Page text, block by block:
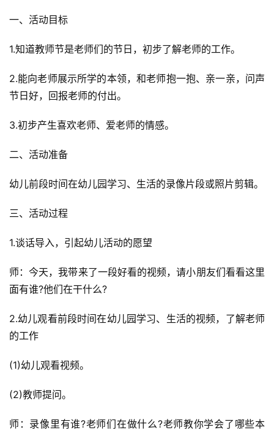
一、活动目标
1.知道教师节是老师们的节日，初步了解老师的工作。
2.能向老师展示所学的本领，和老师抱一抱、亲一亲，问声
节日好，回报老师的付出。
3.初步产生喜欢老师、爱老师的情感。
二、活动准备
幼儿前段时间在幼儿园学习、生活的录像片段或照片剪辑。
三、活动过程
1.谈话导入，引起幼儿活动的愿望
师：今天，我带来了一段好看的视频，请小朋友们看看这里
面有谁?他们在干什么?
2.幼儿观看前段时间在幼儿园学习、生活的视频，了解老师
的工作
(1)幼儿观看视频。
(2)教师提问。
师：录像里有谁?老师们在做什么?老师教你学会了哪些本